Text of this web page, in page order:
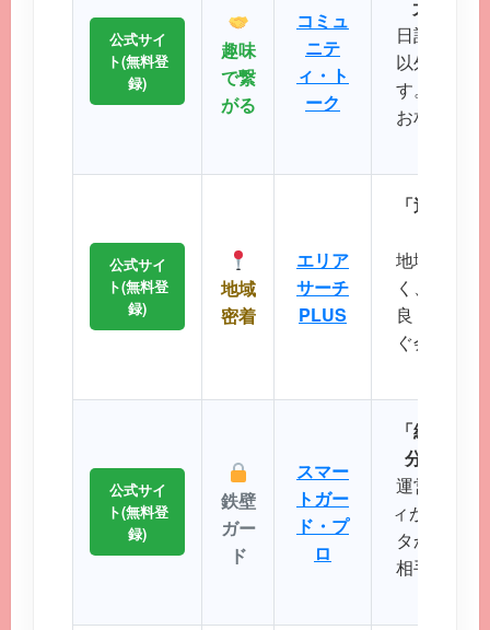
公式サイ
ト(無料登
録)
趣味
で繋
がる
コミュ
ニテ
ィ・ト
ーク
大SNS
日記や掲
以外の機
す。共通の
お相手と
公式サイ
ト(無料登
録)
地域
密着
エリア
サーチ
PLUS
「近所で
地域に根差
く、コス
良く出会
ぐ会える
公式サイ
ト(無料登
録)
鉄壁
ガー
ド
スマー
トガー
ド・プ
ロ
「細かな
分にぴっ
運営実績が
ィが非常に
タから理
相手を効率